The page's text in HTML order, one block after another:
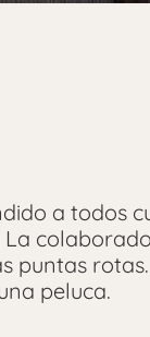
a todos
puntas
peluca.